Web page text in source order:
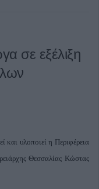
σε εξέλιξη
και υλοποιεί η Περιφέρεια
Θεσσαλίας Κώστας